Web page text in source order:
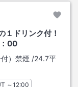
１ドリンク付！
00
）禁煙 /24.7平
チェックアウト
～12:00